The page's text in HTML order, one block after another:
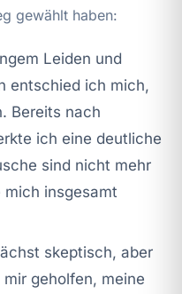
gewählt haben:
Leiden und
entschied ich mich,
Bereits nach
ich eine deutliche
sind nicht mehr
insgesamt
skeptisch, aber
geholfen, meine